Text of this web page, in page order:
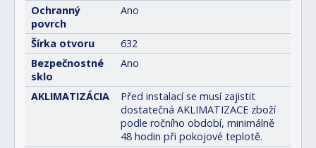
Ochranný
povrch
Ano
Šírka otvoru
632
Bezpečnostné
sklo
Ano
AKLIMATIZÁCIA
Před instalací se musí zajistit
dostatečná AKLIMATIZACE zboží
podle ročního období, minimálně
48 hodin při pokojové teplotě.